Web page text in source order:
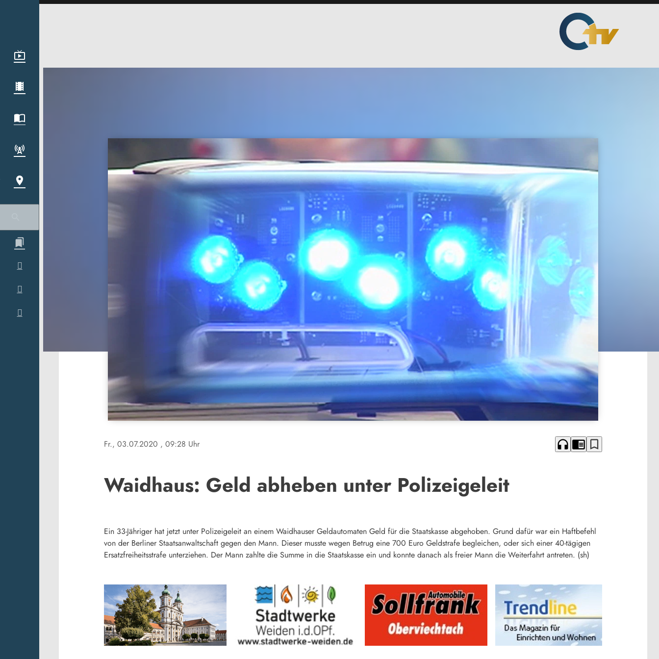
Fr., 03.07.2020 , 09:28 Uhr headphones chrome_reader_mode bookmark_border
Waidhaus: Geld abheben unter Polizeigeleit
Ein 33-Jähriger hat jetzt unter Polizeigeleit an einem Waidhauser Geldautomaten Geld für die Staatskasse abgehoben. Grund dafür war ein Haftbefehl
von der Berliner Staatsanwaltschaft gegen den Mann. Dieser musste wegen Betrug eine 700 Euro Geldstrafe begleichen, oder sich einer 40-tägigen
Ersatzfreiheitsstrafe unterziehen. Der Mann zahlte die Summe in die Staatskasse ein und konnte danach als freier Mann die Weiterfahrt antreten. (sh)